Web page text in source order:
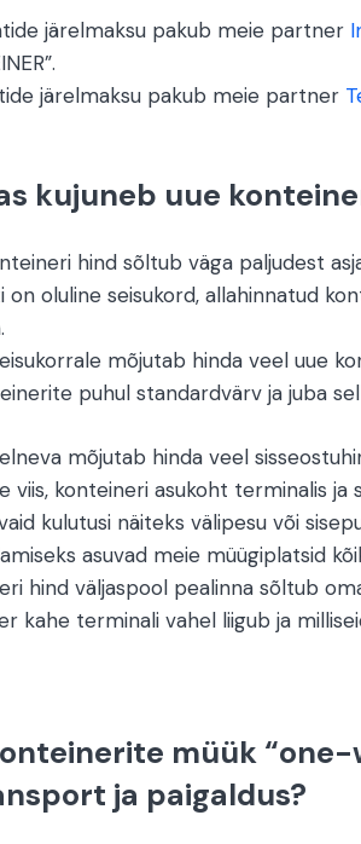
järelmaksu pakub meie partner
järelmaksu pakub meie partner
kujuneb uue
hind sõltub väga paljudest
on oluline seisukord, allahinnatud
mõjutab hinda veel uue
puhul standardvärv ja juba
mõjutab hinda veel
viis, konteineri asukoht terminalis ja
kulutusi näiteks välipesu või
asuvad meie müügiplatsid
hind väljaspool pealinna sõltub
kahe terminali vahel liigub ja
müük “one-
ja paigaldus?